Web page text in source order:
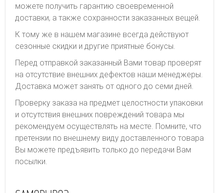
можете получить гарантию своевременной
доставки, а также сохранности заказанных вещей.
К тому же в нашем магазине всегда действуют
сезонные скидки и другие приятные бонусы.
Перед отправкой заказанный Вами товар проверят
на отсутствие внешних дефектов наши менеджеры.
Доставка может занять от одного до семи дней.
Проверку заказа на предмет целостности упаковки
и отсутствия внешних повреждений товара мы
рекомендуем осуществлять на месте. Помните, что
претензии по внешнему виду доставленного товара
Вы можете предъявить только до передачи Вам
посылки.